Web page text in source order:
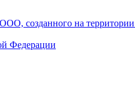
созданного на
Федерации